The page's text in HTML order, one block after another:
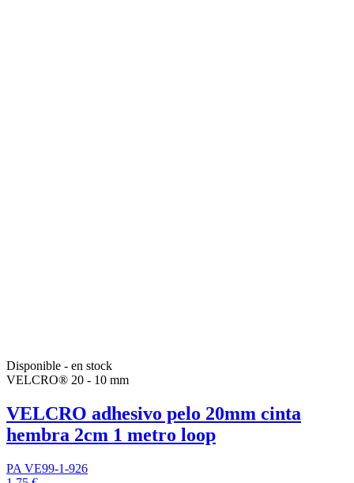
Disponible - en stock
VELCRO® 20 - 10 mm
VELCRO adhesivo pelo 20mm cinta
hembra 2cm 1 metro loop
PA VE99-1-926